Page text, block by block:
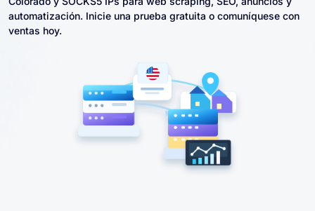
automatización. Inicie una prueba gratuita o comuníquese con
ventas hoy.